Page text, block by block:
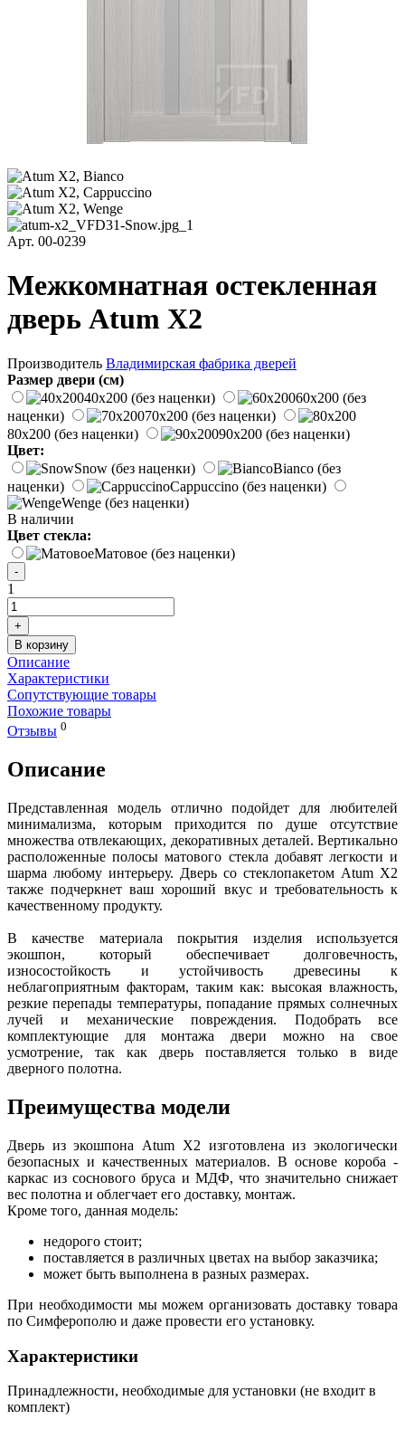
Арт. 00-0239
Межкомнатная остекленная
дверь Atum X2
Производитель Владимирская фабрика дверей
Размер двери (см)
40x200 (без наценки) 60x200 (без
наценки)
70x200 (без наценки)
80x200 (без наценки) 90x200 (без наценки)
Цвет:
Snow (без наценки) Bianco (без
наценки)
Cappuccino (без наценки)
Wenge (без наценки)
В наличии
Цвет стекла:
Матовое (без наценки)
1
Описание
Характеристики
Сопутствующие товары
Похожие товары
Отзывы 0
Описание
Представленная модель отлично подойдет для любителей
минимализма, которым приходится по душе отсутствие
множества отвлекающих, декоративных деталей. Вертикально
расположенные полосы матового стекла добавят легкости и
шарма любому интерьеру. Дверь со стеклопакетом Atum X2
также подчеркнет ваш хороший вкус и требовательность к
качественному продукту.
В качестве материала покрытия изделия используется
экошпон, который обеспечивает долговечность,
износостойкость и устойчивость древесины к
неблагоприятным факторам, таким как: высокая влажность,
резкие перепады температуры, попадание прямых солнечных
лучей и механические повреждения. Подобрать все
комплектующие для монтажа двери можно на свое
усмотрение, так как дверь поставляется только в виде
дверного полотна.
Преимущества модели
Дверь из экошпона Atum X2 изготовлена из экологически
безопасных и качественных материалов. В основе короба -
каркас из соснового бруса и МДФ, что значительно снижает
вес полотна и облегчает его доставку, монтаж.
Кроме того, данная модель:
недорого стоит;
поставляется в различных цветах на выбор заказчика;
может быть выполнена в разных размерах.
При необходимости мы можем организовать доставку товара
по Симферополю и даже провести его установку.
Характеристики
Принадлежности, необходимые для установки (не входит в
комплект)